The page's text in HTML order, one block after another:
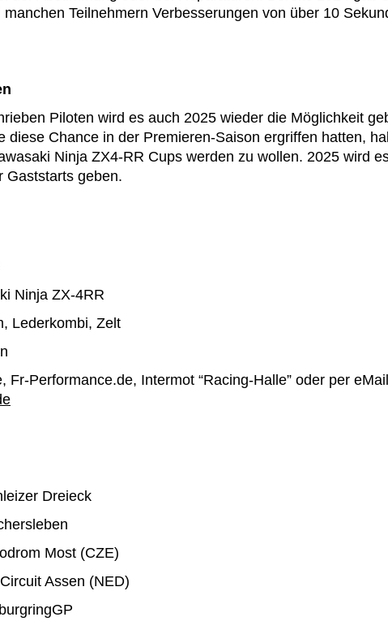
Teilnehmern Verbesserungen von über 10
Piloten wird es auch 2025 wieder die Möglichkeit
diese Chance in der Premieren-Saison ergriffen hatten,
Ninja ZX4-RR Cups werden zu wollen. 2025 wird
Gaststarts geben.
Ninja ZX-4RR
Lederkombi, Zelt
Fr-Performance.de, Intermot “Racing-Halle” oder per
Dreieck
Most (CZE)
Assen (NED)